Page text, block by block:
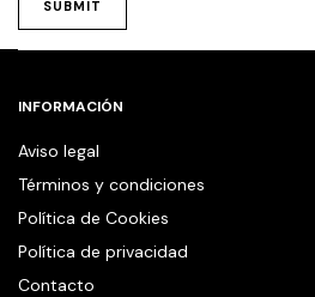
INFORMACIÓN
Aviso legal
Términos y condiciones
Política de Cookies
Política de privacidad
Contacto